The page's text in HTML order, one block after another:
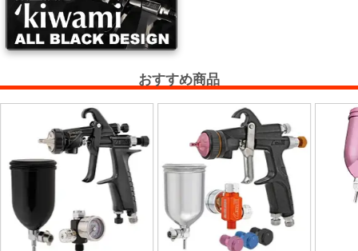
ッ
テ
ィ
グ
シ
ト・
ウ
ド
おすすめ商品